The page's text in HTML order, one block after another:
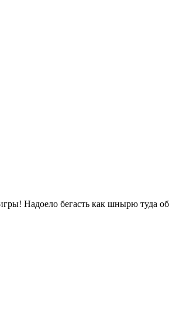
Надоело бегасть как шнырю туда